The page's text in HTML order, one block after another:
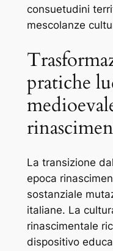
consuetudini
mescolanze
pratiche
La transizione
epoca
sostanziale
italiane. La
rinascimentale
dispositivo